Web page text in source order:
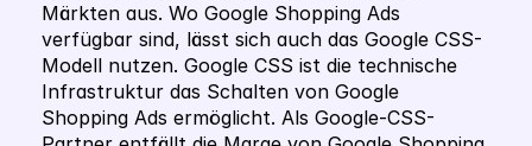
Märkten aus. Wo Google Shopping Ads
verfügbar sind, lässt sich auch das Google CSS-
Modell nutzen. Google CSS ist die technische
Infrastruktur das Schalten von Google
Shopping Ads ermöglicht. Als Google-CSS-